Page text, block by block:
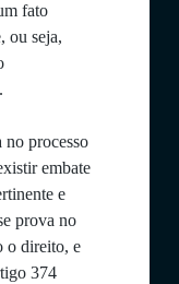
fato
ou seja,
processo
embate
e
prova no
o direito, e
374